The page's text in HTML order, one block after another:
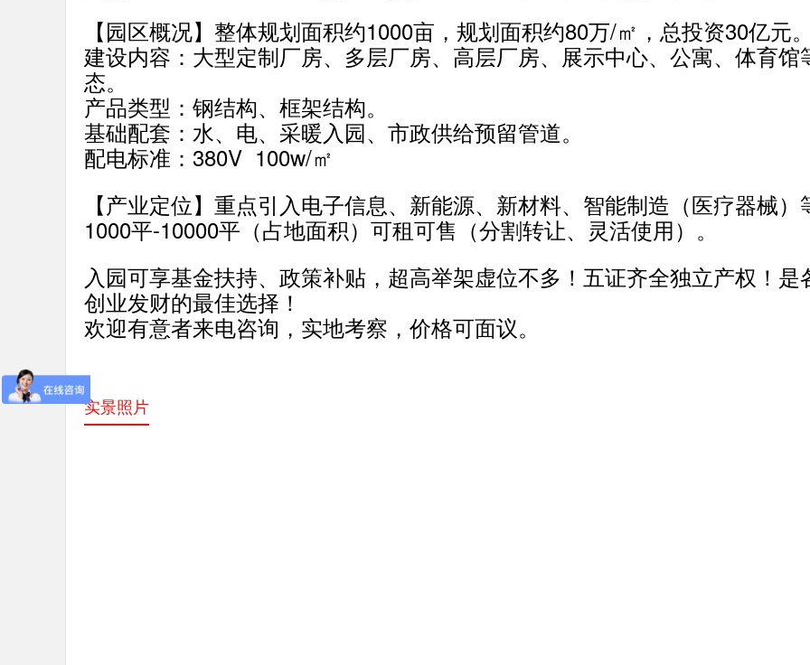
【园区概况】整体规划面积约1000亩，规划面积约80万/㎡，总投资30亿元
建设内容：大型定制厂房、多层厂房、高层厂房、展示中心、公寓、体育馆
态。
产品类型：钢结构、框架结构。
基础配套：水、电、采暖入园、市政供给预留管道。
配电标准：380V 100w/㎡
【产业定位】重点引入电子信息、新能源、新材料、智能制造（医疗器械）
1000平-10000平（占地面积）可租可售（分割转让、灵活使用）。
入园可享基金扶持、政策补贴，超高举架虚位不多！五证齐全独立产权！是
创业发财的最佳选择！
欢迎有意者来电咨询，实地考察，价格可面议。
实景照片